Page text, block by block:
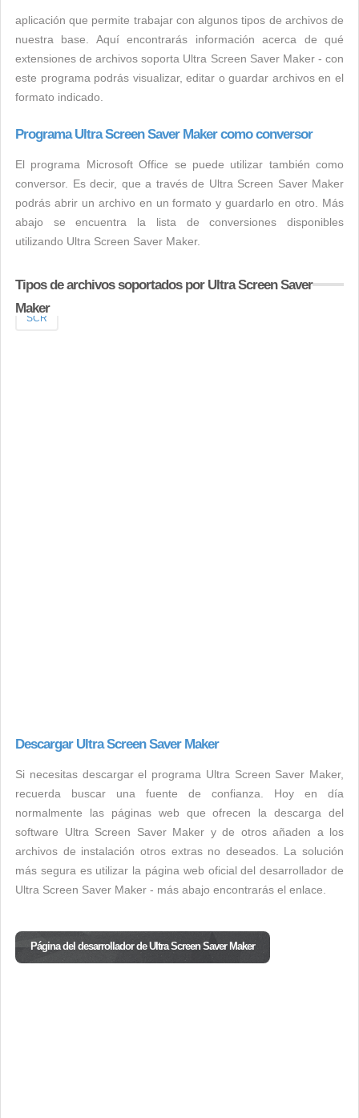
aplicación que permite trabajar con algunos tipos de archivos de
nuestra base. Aquí encontrarás información acerca de qué
extensiones de archivos soporta Ultra Screen Saver Maker - con
este programa podrás visualizar, editar o guardar archivos en el
formato indicado.
Programa Ultra Screen Saver Maker como conversor
El programa Microsoft Office se puede utilizar también como
conversor. Es decir, que a través de Ultra Screen Saver Maker
podrás abrir un archivo en un formato y guardarlo en otro. Más
abajo se encuentra la lista de conversiones disponibles
utilizando Ultra Screen Saver Maker.
Tipos de archivos soportados por Ultra Screen Saver
Maker
SCR
Descargar Ultra Screen Saver Maker
Si necesitas descargar el programa Ultra Screen Saver Maker,
recuerda buscar una fuente de confianza. Hoy en día
normalmente las páginas web que ofrecen la descarga del
software Ultra Screen Saver Maker y de otros añaden a los
archivos de instalación otros extras no deseados. La solución
más segura es utilizar la página web oficial del desarrollador de
Ultra Screen Saver Maker - más abajo encontrarás el enlace.
Página del desarrollador de Ultra Screen Saver Maker